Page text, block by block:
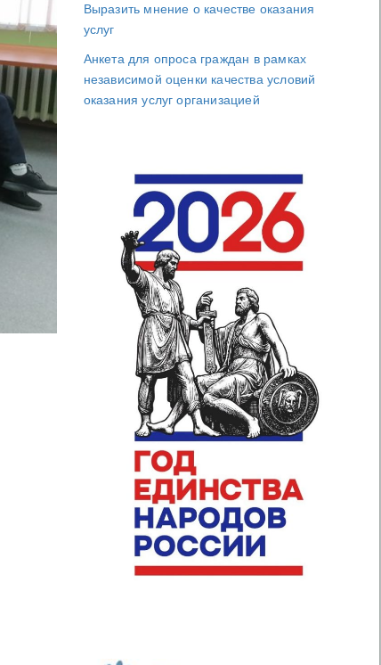
Выразить мнение о качестве оказания
услуг
Анкета для опроса граждан в рамках
независимой оценки качества условий
оказания услуг организацией